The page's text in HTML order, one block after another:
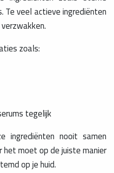
Te veel actieve ingrediënten
zoals:
tegelijk
nooit samen
het moet op de juiste manier
op je huid.